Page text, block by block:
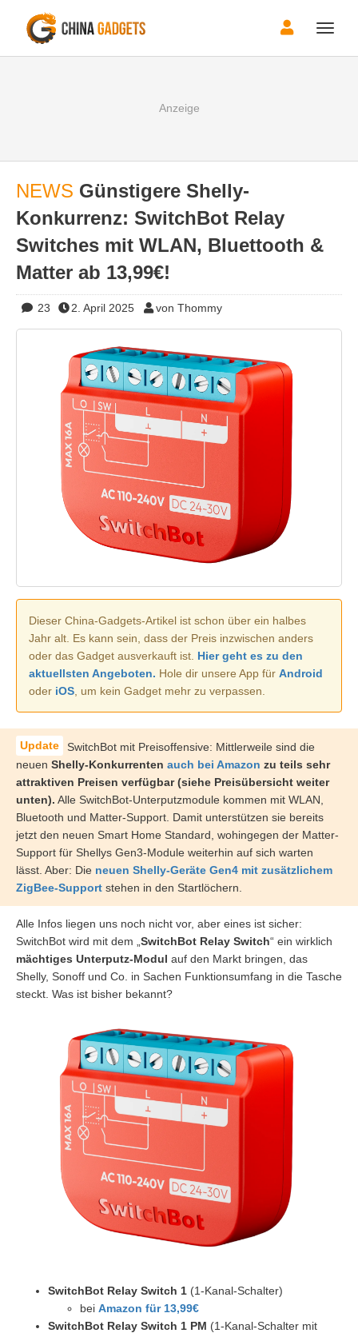
Toggle
NEWS Günstigere Shelly-
Konkurrenz: SwitchBot Relay
Switches mit WLAN, Bluettooth &
Matter ab 13,99€!
23 2. April 2025 von Thommy
Dieser China-Gadgets-Artikel ist schon über ein halbes
Jahr alt. Es kann sein, dass der Preis inzwischen anders
oder das Gadget ausverkauft ist. Hier geht es zu den
aktuellsten Angeboten. Hole dir unsere App für Android
oder iOS, um kein Gadget mehr zu verpassen.
SwitchBot mit Preisoffensive: Mittlerweile sind die
neuen Shelly-Konkurrenten auch bei Amazon zu teils sehr
attraktiven Preisen verfügbar (siehe Preisübersicht weiter
unten). Alle SwitchBot-Unterputzmodule kommen mit WLAN,
Bluetooth und Matter-Support. Damit unterstützen sie bereits
jetzt den neuen Smart Home Standard, wohingegen der Matter-
Support für Shellys Gen3-Module weiterhin auf sich warten
lässt. Aber: Die neuen Shelly-Geräte Gen4 mit zusätzlichem
ZigBee-Support stehen in den Startlöchern.
Alle Infos liegen uns noch nicht vor, aber eines ist sicher:
SwitchBot wird mit dem „SwitchBot Relay Switch“ ein wirklich
mächtiges Unterputz-Modul auf den Markt bringen, das
Shelly, Sonoff und Co. in Sachen Funktionsumfang in die Tasche
steckt. Was ist bisher bekannt?
SwitchBot Relay Switch 1 (1-Kanal-Schalter)
bei Amazon für 13,99€
SwitchBot Relay Switch 1 PM (1-Kanal-Schalter mit